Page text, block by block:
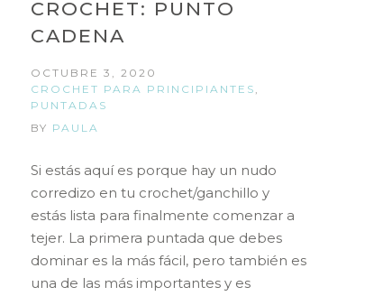
CROCHET: PUNTO
CADENA
OCTUBRE 3, 2020
CROCHET PARA PRINCIPIANTES ,
PUNTADAS
BY PAULA
Si estás aquí es porque hay un nudo
corredizo en tu crochet/ganchillo y
estás lista para finalmente comenzar a
tejer. La primera puntada que debes
dominar es la más fácil, pero también es
una de las más importantes y es